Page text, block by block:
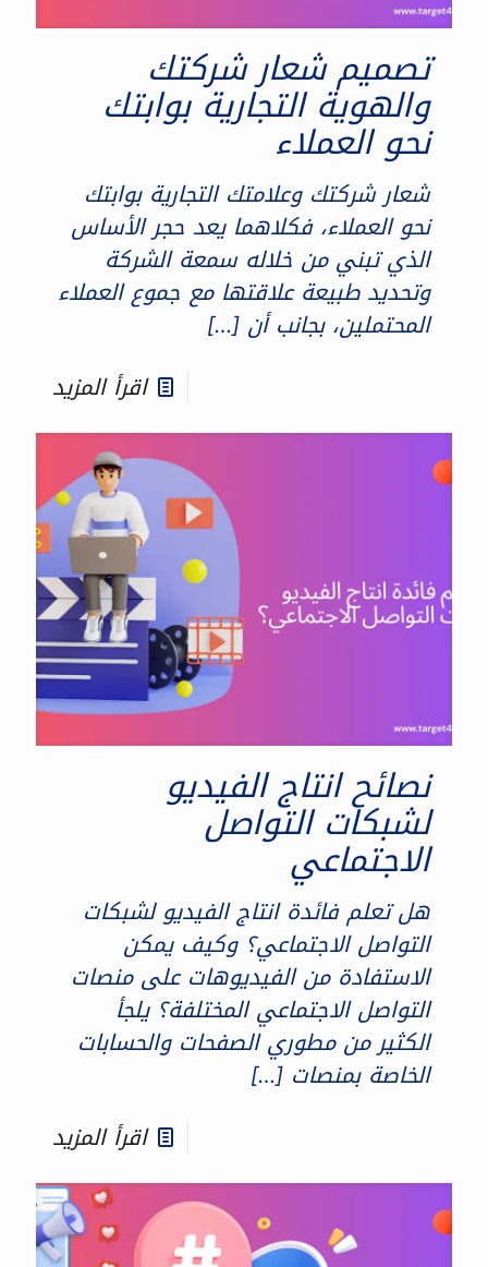
تصميم شعار شركتك
والهوية التجارية بوابتك
نحو العملاء
شعار شركتك وعلامتك التجارية بوابتك
نحو العملاء، فكلاهما يعد حجر الأساس
الذي تبني من خلاله سمعة الشركة
وتحديد طبيعة علاقتها مع جموع العملاء
المحتملين، بجانب أن […]
اقرأ المزيد
نصائح انتاج الفيديو
لشبكات التواصل
الاجتماعي
هل تعلم فائدة انتاج الفيديو لشبكات
التواصل الاجتماعي؟ وكيف يمكن
الاستفادة من الفيديوهات على منصات
التواصل الاجتماعي المختلفة؟ يلجأ
الكثير من مطوري الصفحات والحسابات
الخاصة بمنصات […]
اقرأ المزيد